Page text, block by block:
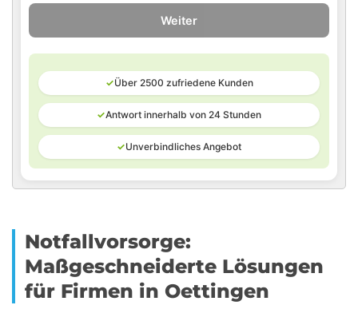
Weiter
✓Über 2500 zufriedene Kunden
✓Antwort innerhalb von 24 Stunden
✓Unverbindliches Angebot
Notfallvorsorge:
Maßgeschneiderte Lösungen
für Firmen in Oettingen